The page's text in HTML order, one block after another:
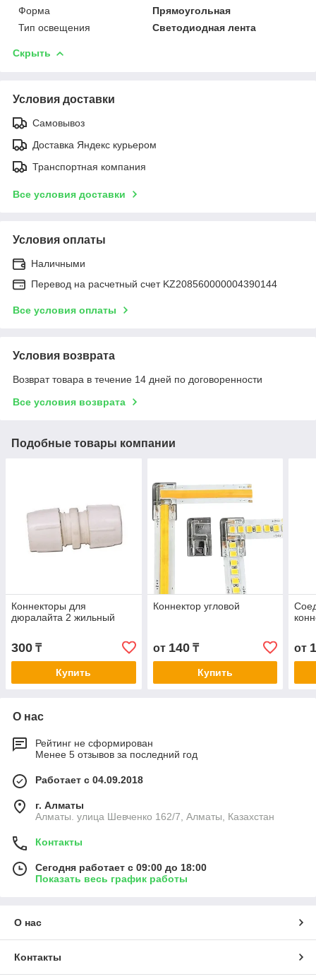
Форма
Прямоугольная
Тип освещения
Светодиодная лента
Скрыть
Условия доставки
Самовывоз
Доставка Яндекс курьером
Транспортная компания
Все условия доставки
Условия оплаты
Наличными
Перевод на расчетный счет KZ208560000004390144
Все условия оплаты
Условия возврата
Возврат товара в течение 14 дней по договоренности
Все условия возврата
Подобные товары компании
Коннекторы для
дюралайта 2 жильный
300 ₸
Купить
Коннектор угловой
от 140₸
Купить
от
О нас
Рейтинг не сформирован
Менее 5 отзывов за последний год
Работает с 04.09.2018
г. Алматы
Алматы. улица Шевченко 162/7, Алматы, Казахстан
Контакты
Сегодня работает с 09:00 до 18:00
Показать весь график работы
О нас
Контакты